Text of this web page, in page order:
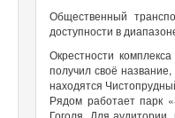
Общественный
доступности в
Окрестности
получил своё
находятся
Рядом работает парк
Гоголя. Для